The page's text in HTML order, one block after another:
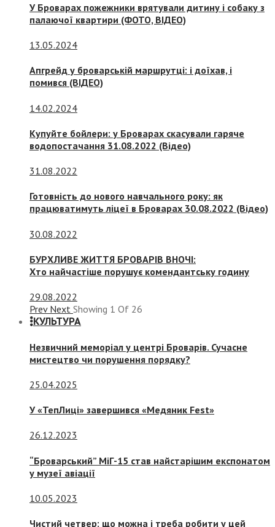
У Броварах пожежники врятували дитину і собаку з
палаючої квартири (ФОТО, ВІДЕО)
13.05.2024
Апгрейд у броварській маршрутці: і доїхав, і
помився (ВІДЕО)
14.02.2024
Купуйте бойлери: у Броварах скасували гаряче
водопостачання 31.08.2022 (Відео)
31.08.2022
Готовність до нового навчального року: як
працюватимуть ліцеї в Броварах 30.08.2022 (Відео)
30.08.2022
БУРХЛИВЕ ЖИТТЯ БРОВАРІВ ВНОЧІ:
Хто найчастіше порушує комендантську годину
29.08.2022
Prev Next Showing 1 Of 26
КУЛЬТУРА
Незвичний меморіал у центрі Броварів. Сучасне
мистецтво чи порушення порядку?
25.04.2025
У «ТепЛиці» завершився «Медяник Fest»
26.12.2023
“Броварський” МіГ-15 став найстарішим експонатом
у музеї авіації
10.05.2023
Чистий четвер: що можна і треба робити у цей